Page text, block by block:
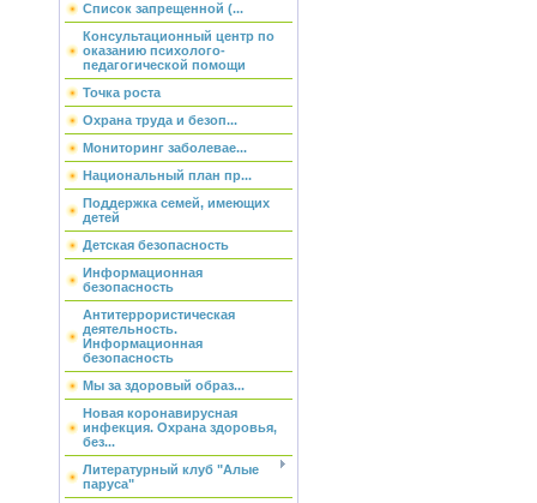
Список запрещенной (...
Консультационный центр по
оказанию психолого-
педагогической помощи
Точка роста
Охрана труда и безоп...
Мониторинг заболевае...
Национальный план пр...
Поддержка семей, имеющих
детей
Детская безопасность
Информационная
безопасность
Антитеррористическая
деятельность.
Информационная
безопасность
Мы за здоровый образ...
Новая коронавирусная
инфекция. Охрана здоровья,
без...
Литературный клуб "Алые
паруса"